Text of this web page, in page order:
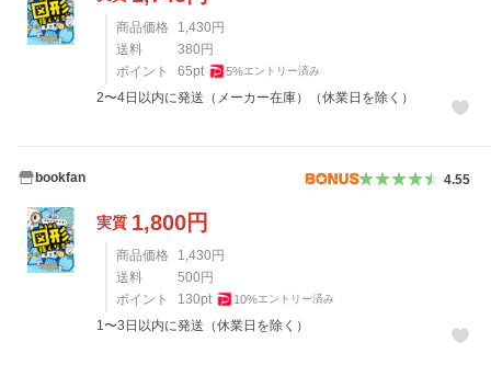
商品価格 1,430円
送料
380円
ポイント
65pt 5%エントリー済み
2〜4日以内に発送（メーカー在庫）（休業日を除く）
bookfan 4.55
実質 1,800円
商品価格 1,430円
送料
500円
ポイント
130pt 10%エントリー済み
1〜3日以内に発送（休業日を除く）